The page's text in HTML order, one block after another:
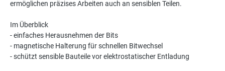
ermöglichen präzises Arbeiten auch an sensiblen Teilen.
Im Überblick
- einfaches Herausnehmen der Bits
- magnetische Halterung für schnellen Bitwechsel
- schützt sensible Bauteile vor elektrostatischer Entladung